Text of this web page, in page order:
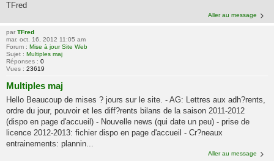
TFred
Aller au message
par TFred
mar. oct. 16, 2012 11:05 am
Forum : Mise à jour Site Web
Sujet : Multiples maj
Réponses : 0
Vues : 23619
Multiples maj
Hello Beaucoup de mises ? jours sur le site. - AG: Lettres aux adh?rents,
ordre du jour, pouvoir et les diff?rents bilans de la saison 2011-2012
(dispo en page d'accueil) - Nouvelle news (qui date un peu) - prise de
licence 2012-2013: fichier dispo en page d'accueil - Cr?neaux
entrainements: plannin...
Aller au message